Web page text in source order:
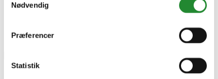
Nødvendig
Præferencer
Statistik